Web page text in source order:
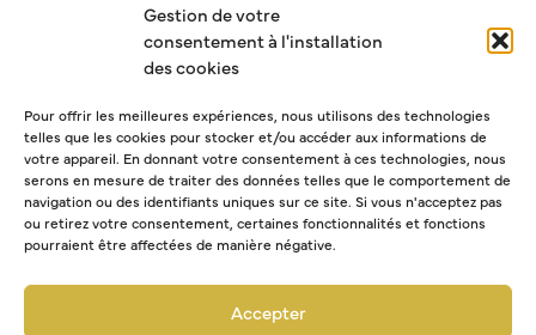
Gestion de votre
consentement à l'installation
des cookies
Pour offrir les meilleures expériences, nous utilisons des technologies
telles que les cookies pour stocker et/ou accéder aux informations de
votre appareil. En donnant votre consentement à ces technologies, nous
serons en mesure de traiter des données telles que le comportement de
navigation ou des identifiants uniques sur ce site. Si vous n'acceptez pas
ou retirez votre consentement, certaines fonctionnalités et fonctions
pourraient être affectées de manière négative.
Accepter
NOUS CONTACTER
MENTIONS LÉGALES
POLITIQUE DE CONFIDENTIALITÉ
NEWSLETTER
Abonnement Agenda